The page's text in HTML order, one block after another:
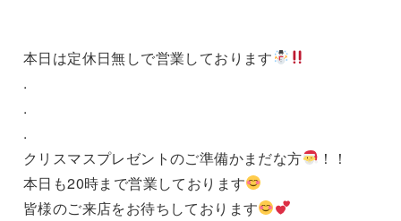
本日は定休日無しで営業しております
.
.
.
クリスマスプレゼントのご準備かまだな方
！！
本日も20時まで営業しております
皆様のご来店をお待ちしております